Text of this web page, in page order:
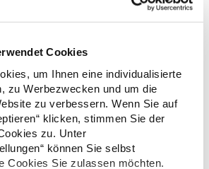
Cookies
um Ihnen eine individualisierte
zu Werbezwecken und um die
zu verbessern. Wenn Sie auf
klicken, stimmen Sie der
zu. Unter
können Sie selbst
Cookies Sie zulassen möchten.
Schulterband Rundstrick
100%
85% Baumwolle / 15%
Produktsicherheit: Herst.-Nr.:
S.A Ctra. Santomera / Abanilla
(Murcia) Spanien E-Mail:
ab6,83 € *
Mwst. +Versandkosten *